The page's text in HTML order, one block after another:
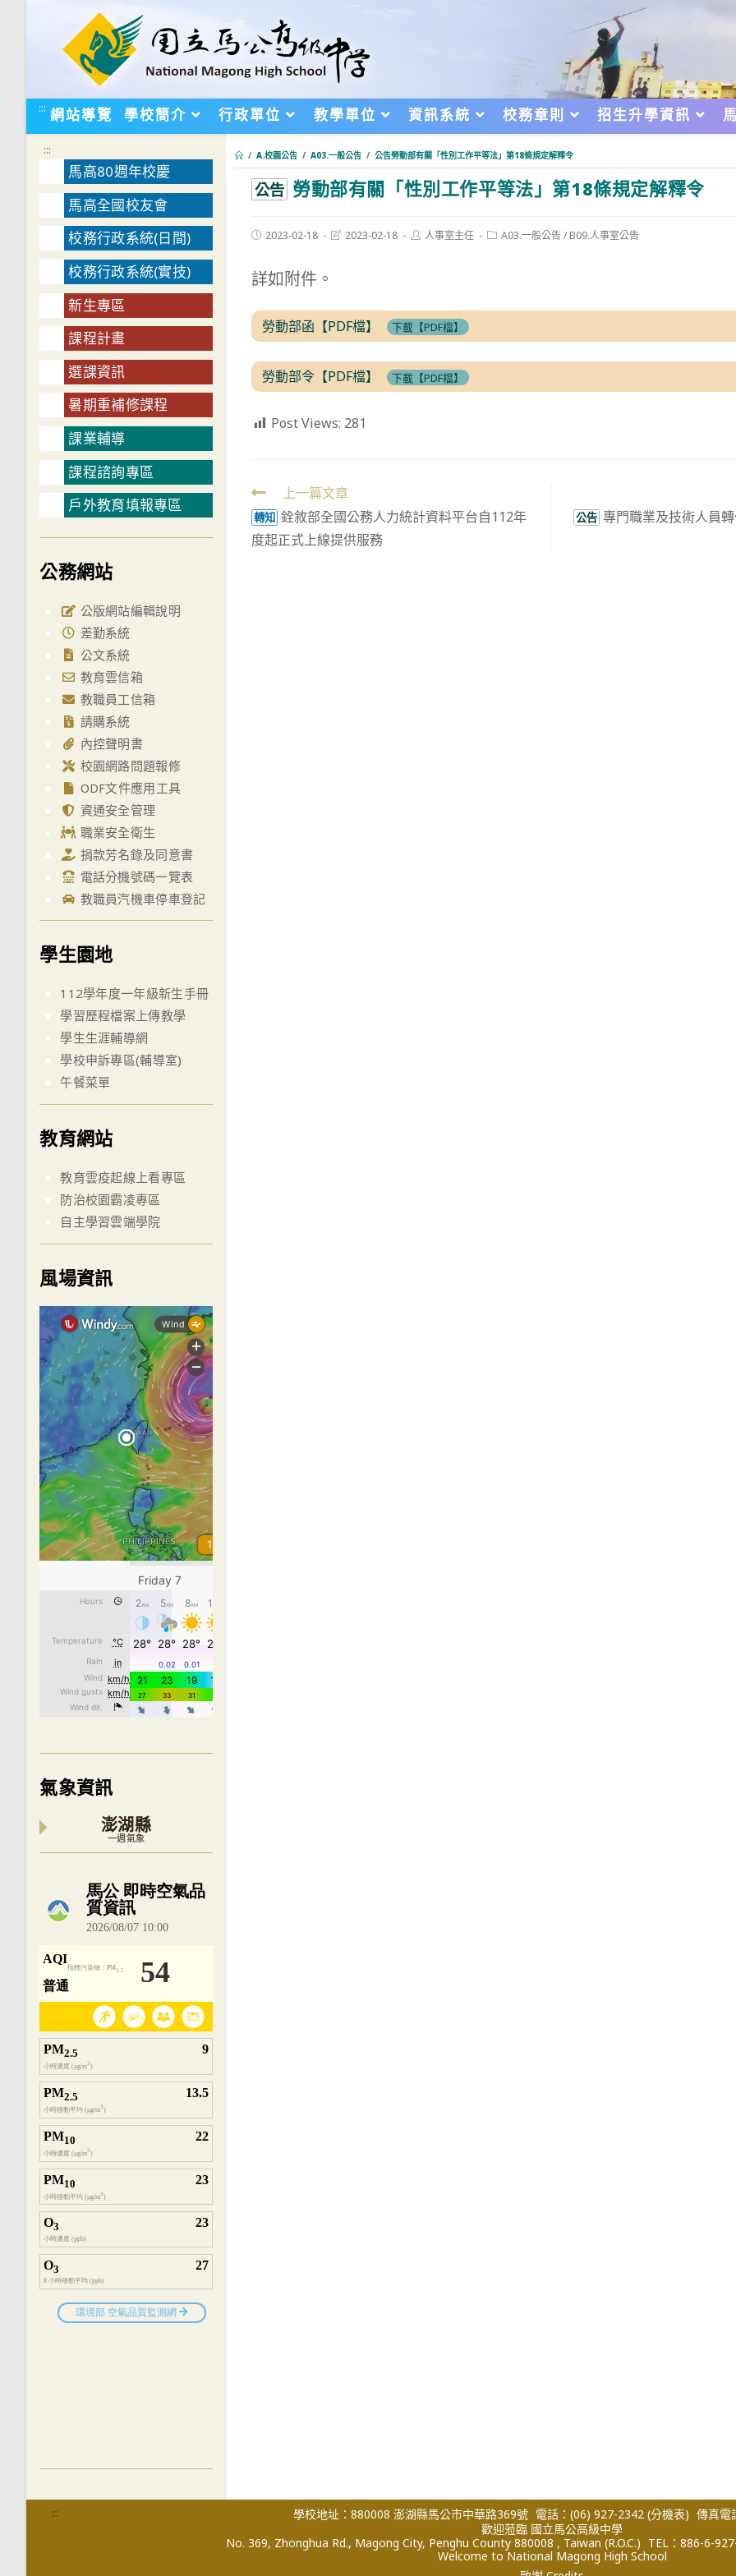
::: 網站導覽 學校簡介 行政單位 教學單位 資訊系統 校務章則 招生升學資訊
/ A.校園公告 / A03.一般公告 / 公告勞動部有關「性別工作平等法」第18條規定解釋令
公告 勞動部有關「性別工作平等法」第18條規定解釋令
Post2023-02-18
Post2023-02-18
Post人事室主任
PostA03.一般公告/ B09.人事室公告
詳如附件。
勞動部函【PDF檔】 下載【PDF檔】
勞動部令【PDF檔】 下載【PDF檔】
Post Views: 281
Read
more
articles
上一篇文章
轉知 銓敘部全國公務人力統計資料平台自112年
度起正式上線提供服務
公告 專門職業及技術人員
:::
馬高80週年校慶
馬高全國校友會
校務行政系統(日間)
校務行政系統(實技)
新生專區
課程計畫
選課資訊
暑期重補修課程
課業輔導
課程諮詢專區
戶外教育填報專區
公務網站
公版網站編輯說明
差勤系統
公文系統
教育雲信箱
教職員工信箱
請購系統
內控聲明書
校園網路問題報修
ODF文件應用工具
資通安全管理
職業安全衛生
捐款芳名錄及同意書
電話分機號碼一覽表
教職員汽機車停車登記
學生園地
112學年度一年級新生手冊
學習歷程檔案上傳教學
學生生涯輔導網
學校申訴專區(輔導室)
午餐菜單
教育網站
教育雲疫起線上看專區
防治校園霸凌專區
自主學習雲端學院
風場資訊
氣象資訊
澎湖縣
一週氣象
內嵌空氣品質小工具為視覺預覽，完整即時空氣品質資料請開啟
::: 學校地址：880008 澎湖縣馬公市中華路369號 電話：(06) 927-2342 (分機表) 傳真電
歡迎蒞臨 國立馬公高級中學
No. 369, Zhonghua Rd., Magong City, Penghu County 880008 , Taiwan (R.O.C.) TEL：886-6-
Welcome to National Magong High School